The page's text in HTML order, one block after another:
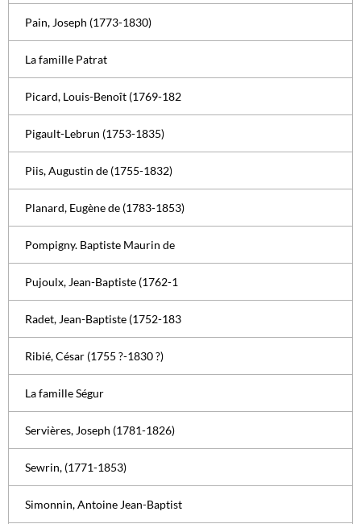
Pain, Joseph (1773-1830)
La famille Patrat
Picard, Louis-Benoît (1769-182
Pigault-Lebrun (1753-1835)
Piis, Augustin de (1755-1832)
Planard, Eugène de (1783-1853)
Pompigny. Baptiste Maurin de
Pujoulx, Jean-Baptiste (1762-1
Radet, Jean-Baptiste (1752-183
Ribié, César (1755 ?-1830 ?)
La famille Ségur
Servières, Joseph (1781-1826)
Sewrin, (1771-1853)
Simonnin, Antoine Jean-Baptist